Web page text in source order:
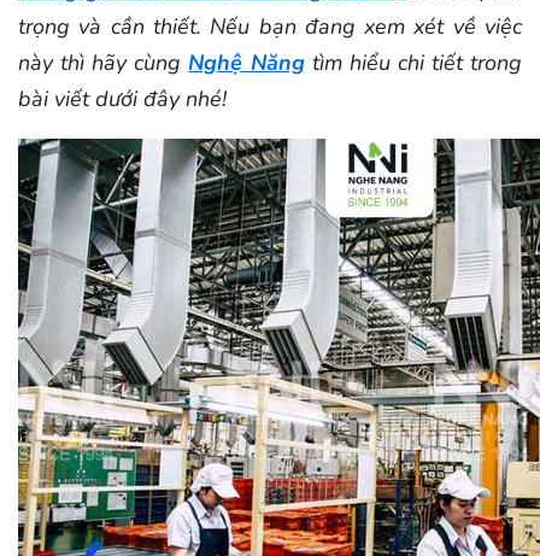
trọng và cần thiết. Nếu bạn đang xem xét về việc
này thì hãy cùng Nghệ Năngtìm hiểu chi tiết trong
bài viết dưới đây nhé!